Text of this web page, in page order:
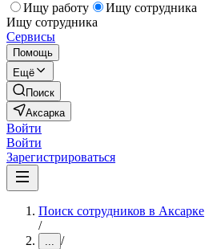
Ищу работу
Ищу сотрудника
Ищу сотрудника
Сервисы
Помощь
Ещё
Поиск
Аксарка
Войти
Войти
Зарегистрироваться
Поиск сотрудников в Аксарке
/
... /